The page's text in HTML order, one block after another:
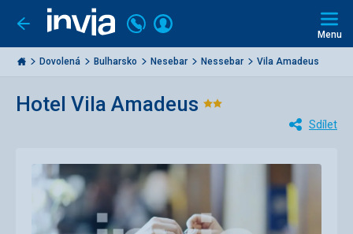
Jít
zpět
Invia.cz
Volejte
226
000
284
Přihlásit
Menu
Dovolená Bulharsko Nesebar Nessebar Vila Amadeus
Hotel Vila Amadeus Hodnocení:
Sdílet